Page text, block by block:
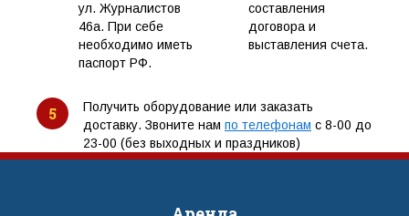
ул. Журналистов
46а. При себе
необходимо иметь
паспорт РФ.
составления
договора и
выставления счета.
5
Получить оборудование или заказать
доставку. Звоните нам по телефонам с 8-00 до
23-00 (без выходных и праздников)